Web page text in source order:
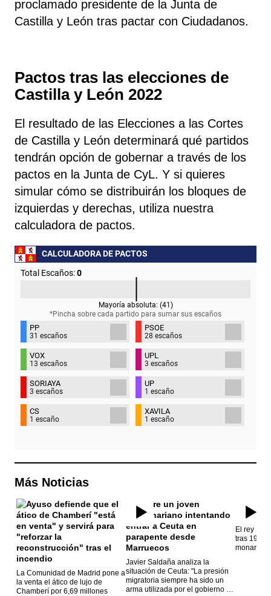
proclamado presidente de la Junta de
Castilla y León tras pactar con Ciudadanos.
Pactos tras las elecciones de
Castilla y León 2022
El resultado de las Elecciones a las Cortes
de Castilla y León determinará qué partidos
tendrán opción de gobernar a través de los
pactos en la Junta de CyL. Y si quieres
simular cómo se distribuirán los bloques de
izquierdas y derechas, utiliza nuestra
calculadora de pactos.
CALCULADORA DE PACTOS
Total Escaños:0
Mayoría absoluta: (41)
*Pincha sobre cada partido para sumar sus escaños
PP
31 escaños
PSOE
28 escaños
VOX
13 escaños
UPL
3 escaños
SORIAYA
3 escaños
UP
1 escaño
CS
1 escaño
XAVILA
1 escaño
Más Noticias
La Comunidad de Madrid pone a
la venta el ático de lujo de
Chamberí por 6,69 millones
Javier Saldaña analiza la
situación de Ceuta: "La presión
migratoria siempre ha sido un
arma utilizada por el gobierno de
El rey
tras 19
monarca